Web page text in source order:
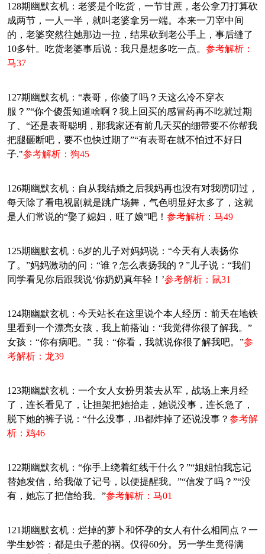
128期幽默玄机：老婆是个吃货，一节甘蔗，老公拿刀打算砍
成两节，一人一半，就叫老婆拿另一端。本来一刀宰中间
的，老婆突然往她那边一拉，结果砍到老公手上，事后缝了
10多针。吃货老婆事后说：我只是想多吃一点。 参考解析：
马37
127期幽默玄机：“表哥，你傻了吗？天这么冷不穿衣
服？”“你个傻蛋知道啥啊？我上回买的感冒药再不吃就过期
了、“还是表哥聪明，那我家还有前几天买的绷带要不你帮我
把腿砸断吧，要不也快过期了”“有表哥在就不怕过不好日
子."参考解析：狗45
126期幽默玄机：自从我结婚之后我妈再也没有对我唠叨过，
每天除了看电视剧就是跳广场舞，气色明显好太多了，这就
是人们常说的“娶了媳妇，旺了娘”吧！ 参考解析：马49
125期幽默玄机：6岁的儿子对妈妈说：“今天有人表扬你
了。”妈妈激动的问：“谁？怎么表扬我的？”儿子说：“我们
同学看见你后跟我说‘你奶奶真年轻！’参考解析：鼠31
124期幽默玄机：今天站长在这里说个本人经历：前天在地铁
里看到一个漂亮女孩，我上前搭讪：“我觉得你很了解我。”
女孩：“你有病吧。” 我：“你看，我就说你很了解我吧。”参
考解析：龙39
123期幽默玄机：一个女人女扮男装去从军，战场上来月经
了，连长看见了，让担架把她抬走，她说没事，连长急了，
脱下她的裤子说：“什么没事，JB都炸掉了还说没事？ 参考解
析：鸡46
122期幽默玄机：“你手上绕着红线干什么？”“姐姐怕我忘记
替她发信，给我做了记号，以便提醒我。”“信发了吗？”“没
有，她忘了把信给我。”参考解析：马01
121期幽默玄机：烂掉的萝卜和怀孕的女人有什么相同点？一
学生妙答：都是虫子惹的祸。仅得60分。另一学生竟得满